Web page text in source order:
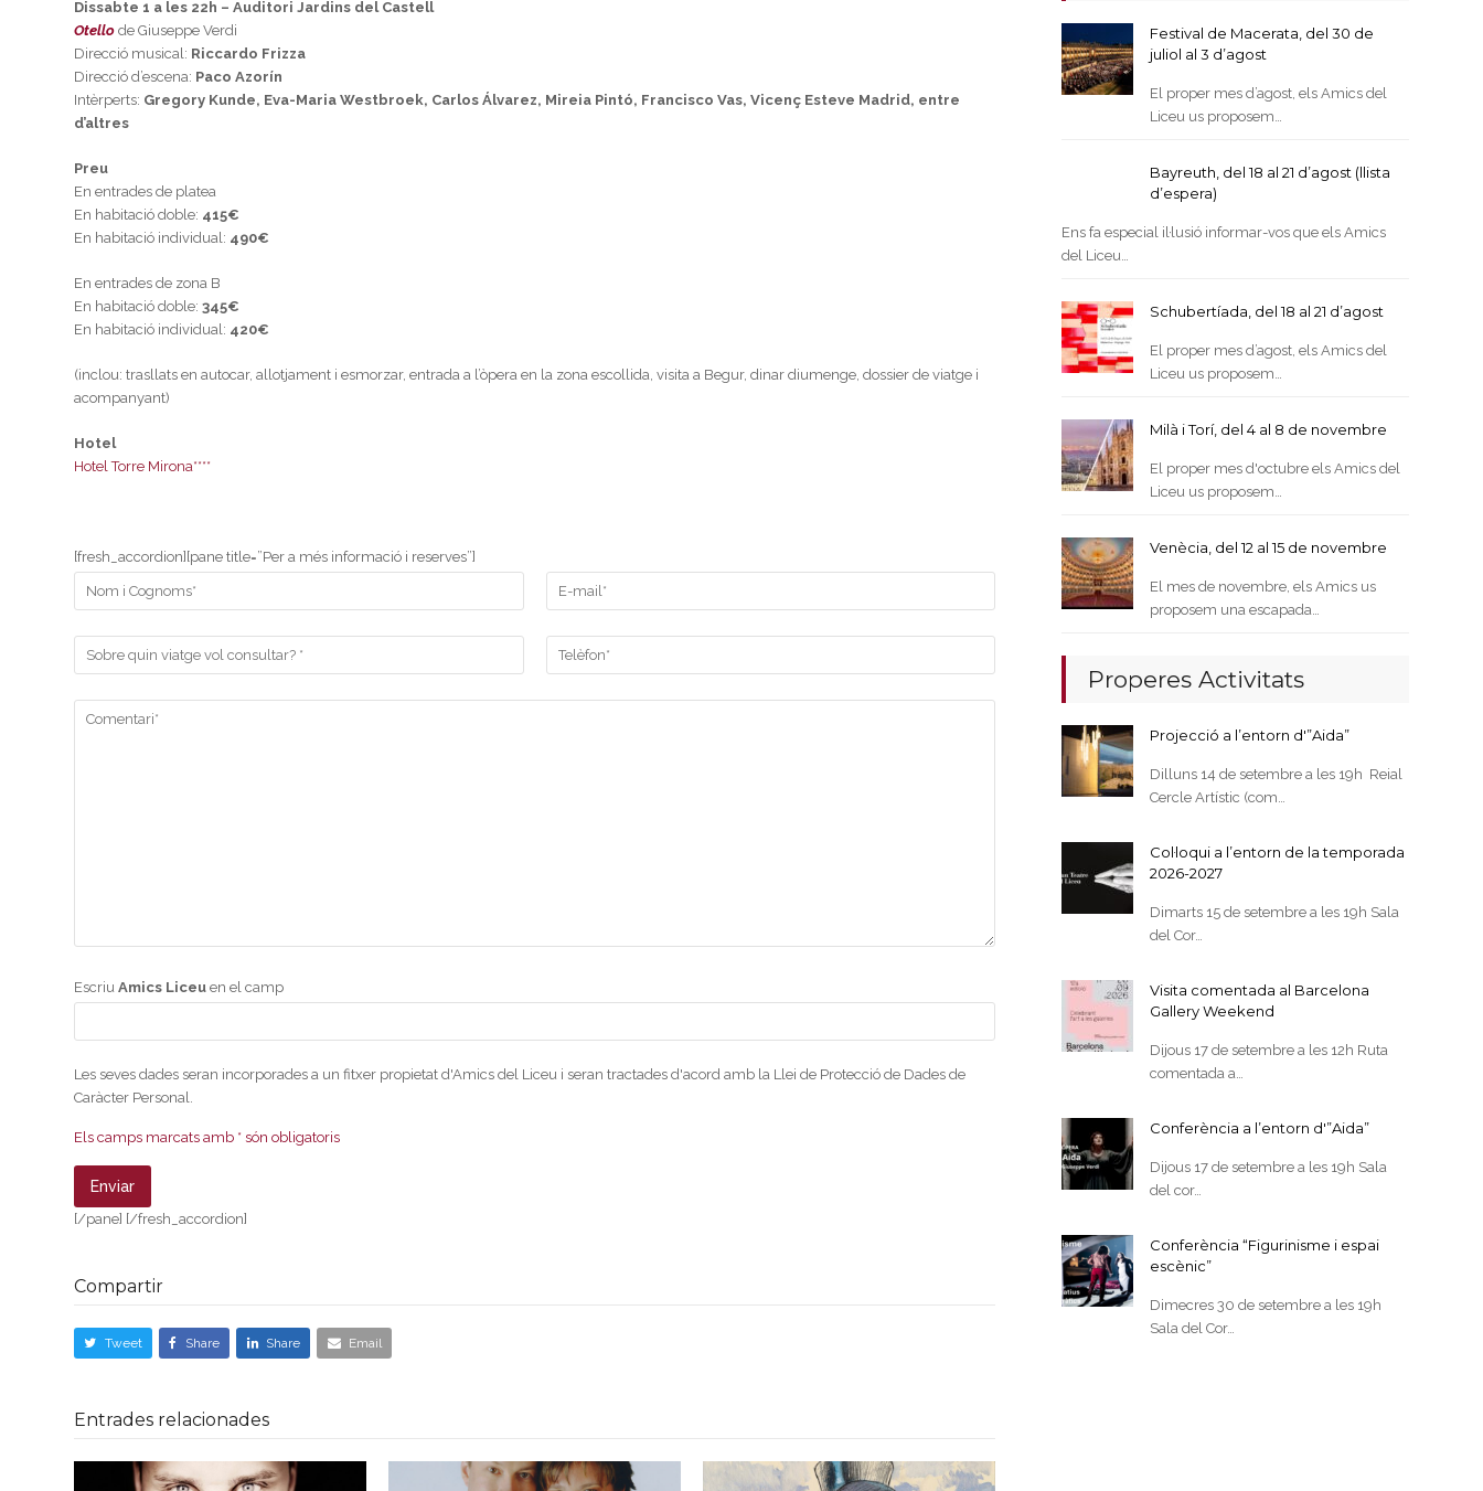
Dissabte 1 a les 22h – Auditori Jardins del Castell
Otello de Giuseppe Verdi
Direcció musical: Riccardo Frizza
Direcció d’escena: Paco Azorín
Intèrperts: Gregory Kunde, Eva-Maria Westbroek, Carlos Álvarez, Mireia Pintó, Francisco Vas, Vicenç Esteve Madrid, entre
d’altres
Preu
En entrades de platea
En habitació doble: 415€
En habitació individual: 490€
En entrades de zona B
En habitació doble:345€
En habitació individual: 420€
(inclou: trasllats en autocar, allotjament i esmorzar, entrada a l’òpera en la zona escollida, visita a Begur, dinar diumenge, dossier de viatge i
acompanyant)
Hotel
Hotel Torre Mirona****
[fresh_accordion][pane title=”Per a més informació i reserves”]
EscriuAmics Liceu en el camp
Les seves dades seran incorporades a un fitxer propietat d'Amics del Liceu i seran tractades d'acord amb la Llei de Protecció de Dades de
Caràcter Personal.
Els camps marcats amb * són obligatoris
[/pane] [/fresh_accordion]
Compartir
Tweet Share Share Email
Entrades relacionades
Festival de Macerata, del 30 de
juliol al 3 d’agost
El proper mes d’agost, els Amics del
Liceu us proposem…
Bayreuth, del 18 al 21 d’agost (llista
d’espera)
Ens fa especial il·lusió informar-vos que els Amics
del Liceu…
Schubertíada, del 18 al 21 d’agost
El proper mes d’agost, els Amics del
Liceu us proposem…
Milà i Torí, del 4 al 8 de novembre
El proper mes d'octubre els Amics del
Liceu us proposem…
Venècia, del 12 al 15 de novembre
El mes de novembre, els Amics us
proposem una escapada…
Properes Activitats
Projecció a l’entorn d'”Aida”
Dilluns 14 de setembre a les 19h Reial
Cercle Artístic (com…
Col·loqui a l’entorn de la temporada
2026-2027
Dimarts 15 de setembre a les 19h Sala
del Cor…
Visita comentada al Barcelona
Gallery Weekend
Dijous 17 de setembre a les 12h Ruta
comentada a…
Conferència a l’entorn d'”Aida”
Dijous 17 de setembre a les 19h Sala
del cor…
Conferència “Figurinisme i espai
escènic”
Dimecres 30 de setembre a les 19h
Sala del Cor…